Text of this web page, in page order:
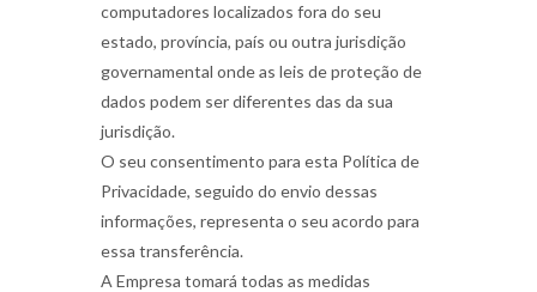
computadores localizados fora do seu
estado, província, país ou outra jurisdição
governamental onde as leis de proteção de
dados podem ser diferentes das da sua
jurisdição.
O seu consentimento para esta Política de
Privacidade, seguido do envio dessas
informações, representa o seu acordo para
essa transferência.
A Empresa tomará todas as medidas